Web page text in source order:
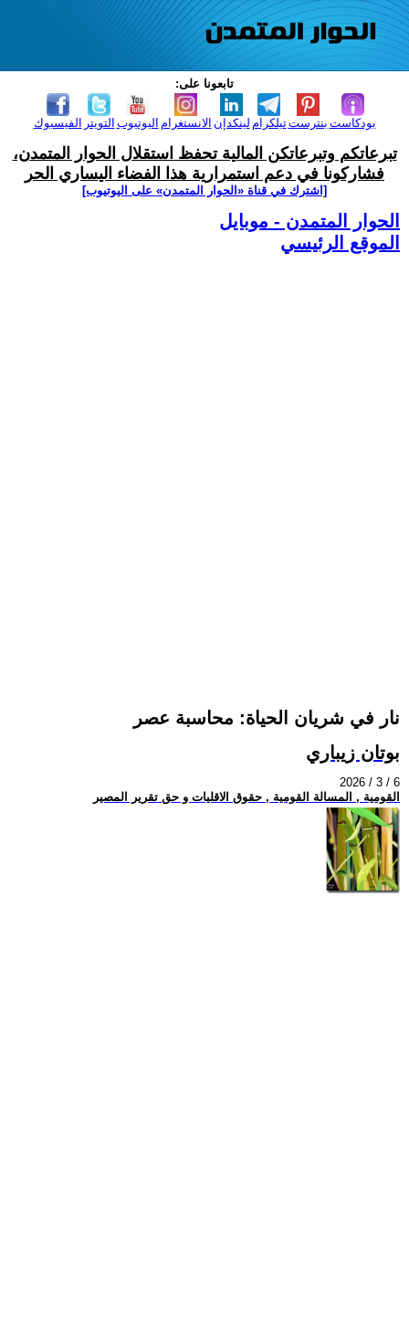
تابعونا على:
الفيسبوك التويتر اليوتيوب الانستغرام لينكدإن تيلكرامبنترست بودكاست
تبرعاتكم وتبرعاتكن المالية تحفظ استقلال الحوار المتمدن،
فشاركونا في دعم استمرارية هذا الفضاء اليساري الحر
[اشترك في قناة ‫«الحوار المتمدن» على اليوتيوب]
الحوار المتمدن - موبايل
الموقع الرئيسي
نار في شريان الحياة: محاسبة عصر
بوتان زيباري
2026 / 3 / 6
القومية , المسالة القومية , حقوق الاقليات و حق تقرير المصير